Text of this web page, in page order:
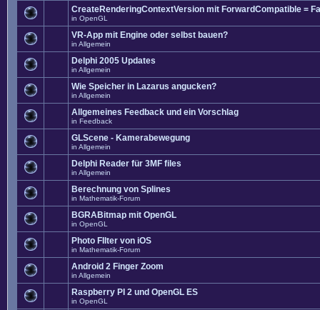
CreateRenderingContextVersion mit ForwardCompatible =
in OpenGL
VR-App mit Engine oder selbst bauen?
in Allgemein
Delphi 2005 Updates
in Allgemein
Wie Speicher in Lazarus angucken?
in Allgemein
Allgemeines Feedback und ein Vorschlag
in Feedback
GLScene - Kamerabewegung
in Allgemein
Delphi Reader für 3MF files
in Allgemein
Berechnung von Splines
in Mathematik-Forum
BGRABitmap mit OpenGL
in OpenGL
Photo FIlter von iOS
in Mathematik-Forum
Android 2 Finger Zoom
in Allgemein
Raspberry PI 2 und OpenGL ES
in OpenGL